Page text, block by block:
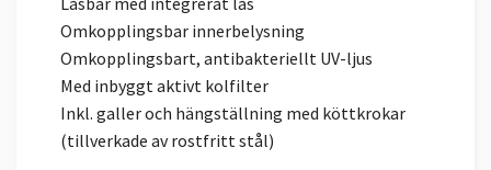
Omkopplingsbar innerbelysning
Omkopplingsbart, antibakteriellt UV-ljus
Med inbyggt aktivt kolfilter
Inkl. galler och hängställning med köttkrokar
(tillverkade av rostfritt stål)